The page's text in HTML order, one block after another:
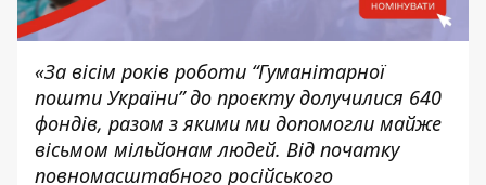
«За вісім років роботи “Гуманітарної
пошти України” до проєкту долучилися 640
фондів, разом з якими ми допомогли майже
вісьмом мільйонам людей. Від початку
повномасштабного російського